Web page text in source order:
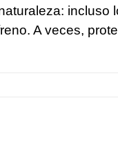
incluso
A veces,